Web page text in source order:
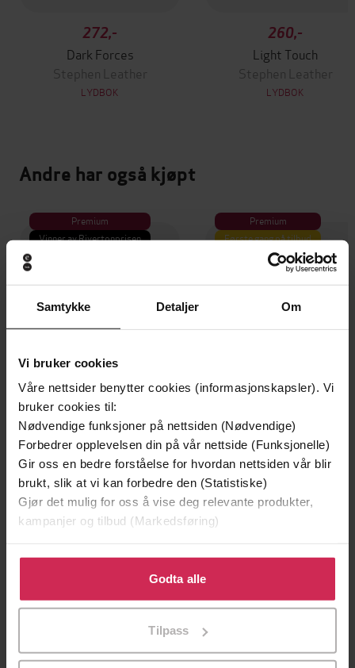
Samtykke Detaljer Om
Vi bruker cookies
Våre nettsider benytter cookies (informasjonskapsler). Vi
bruker cookies til:
Nødvendige funksjoner på nettsiden (Nødvendige)
Forbedrer opplevelsen din på vår nettside (Funksjonelle)
Gir oss en bedre forståelse for hvordan nettsiden vår blir
brukt, slik at vi kan forbedre den (Statistiske)
Gjør det mulig for oss å vise deg relevante produkter,
kampanjer og tilbud (Markedsføring)
Klikk på «Godta alle» for å gi oss ditt samtykke til å
bruke cookies for alle disse formålene. Du kan også
tilpasse ditt samtykke til spesifikke formål ved å klikke
Godta alle
Tilpass
272,-
Dark Forces
Stephen Leather
LYDBOK
260,-
Light Touch
Stephen Leather
LYDBOK
Andre har også kjøpt
Premium
Vinner av Rivertonprisen
199,-
Minnesota
Jo Nesbø
EBOK
Premium
Første gang på tilbud
349,-
Utskudd
Jørn Lier Horst
Undertittel The 11th Spider Shepherd Thriller
Stephen Leather (forfatter),
Thornley(innleser)